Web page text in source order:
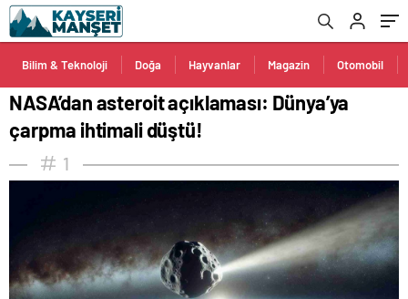
Bilim & Teknoloji Doğa Hayvanlar Magazin Otomobil
NASA’dan asteroit açıklaması: Dünya’ya
çarpma ihtimali düştü!
1